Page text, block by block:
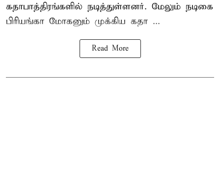
கதாபாத்திரங்களில் நடித்துள்ளனர். மேலும் நடிகை
பிரியங்கா மோகனும் முக்கிய கதா ...
Read More